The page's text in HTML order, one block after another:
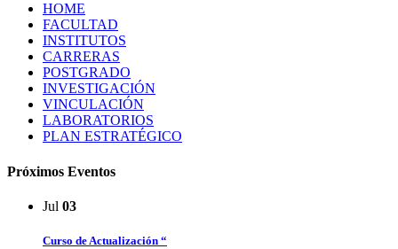
HOME
FACULTAD
INSTITUTOS
CARRERAS
POSTGRADO
INVESTIGACIÓN
VINCULACIÓN
LABORATORIOS
PLAN ESTRATÉGICO
Próximos Eventos
Jul 03
Curso de Actualización “